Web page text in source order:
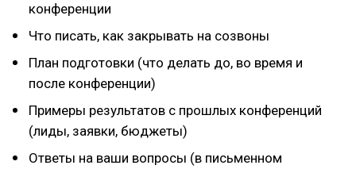
конференции
Что писать, как закрывать на созвоны
План подготовки (что делать до, во время и
после конференции)
Примеры результатов с прошлых конференций
(лиды, заявки, бюджеты)
Ответы на ваши вопросы (в письменном